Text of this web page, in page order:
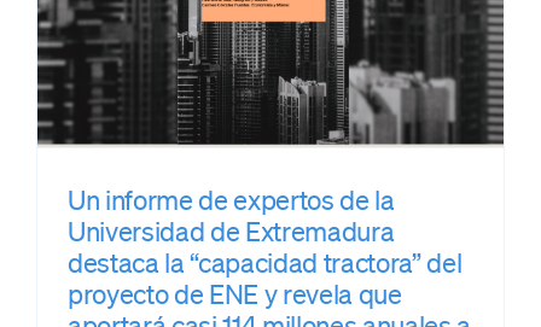
Un informe de expertos de la
Universidad de Extremadura
destaca la “capacidad tractora” del
proyecto de ENE y revela que